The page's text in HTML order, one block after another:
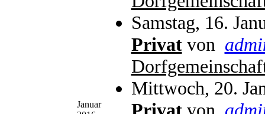
Januar
Samstag, 16.
Privatvon
Mittwoch, 20.